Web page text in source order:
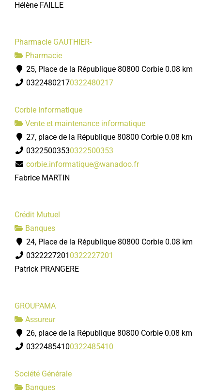
Hélène FAILLE
Pharmacie GAUTHIER-
Pharmacie
25, Place de la République 80800 Corbie 0.08 km
03224802170322480217
Corbie Informatique
Vente et maintenance informatique
27, place de la République 80800 Corbie 0.08 km
03225003530322500353
corbie.informatique@wanadoo.fr
Fabrice MARTIN
Crédit Mutuel
Banques
24, Place de la République 80800 Corbie 0.08 km
0322227201 0322227201
Patrick PRANGERE
GROUPAMA
Assureur
26, place de la République 80800 Corbie 0.08 km
03224854100322485410
Société Générale
Banques